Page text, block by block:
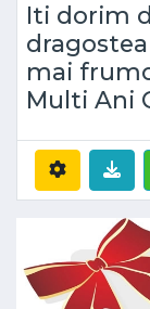
Iti dorim
mai
Multi Ani